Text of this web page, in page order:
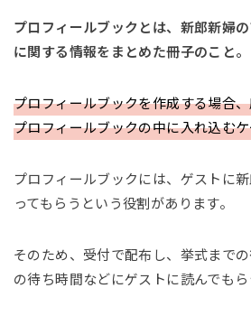
プロフィールブックとは、新郎新婦
に関する情報をまとめた冊子のこと。
プロフィールブックを作成する場合
プロフィールブックの中に入れ込む
プロフィールブックには、ゲストに
ってもらうという役割があります。
そのため、受付で配布し、挙式まで
の待ち時間などにゲストに読んでもら